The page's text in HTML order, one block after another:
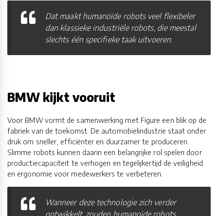
Dat maakt humanoïde robots veel flexibeler
dan klassieke industriële robots, die meestal
slechts één specifieke taak uitvoeren.
BMW kijkt vooruit
Voor BMW vormt de samenwerking met Figure een blik op de
fabriek van de toekomst. De automobielindustrie staat onder
druk om sneller, efficiënter en duurzamer te produceren.
Slimme robots kunnen daarin een belangrijke rol spelen door
productiecapaciteit te verhogen en tegelijkertijd de veiligheid
en ergonomie voor medewerkers te verbeteren.
Wanneer deze technologie zich verder
ontwikkelt, zouden humanoïde robots